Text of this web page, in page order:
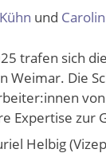
und
trafen sich
Weimar. Die
Expertise zur
Helbig